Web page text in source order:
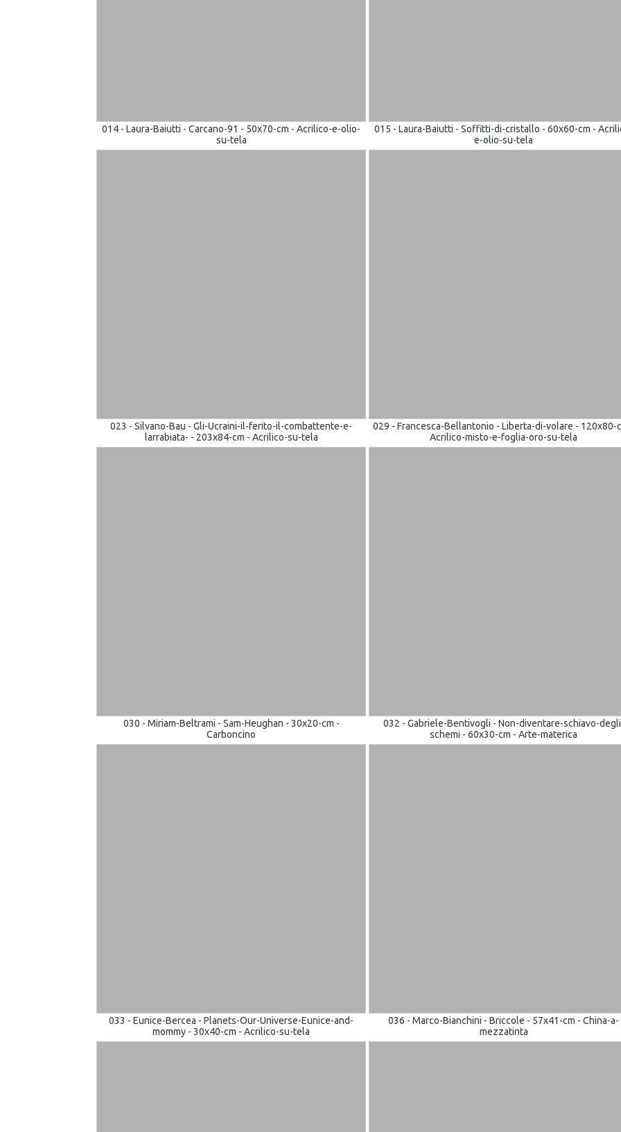
014 - Laura-Baiutti - Carcano-91 - 50x70-cm - Acrilico-e-olio-
su-tela
015 - Laura-Baiutti - Soffitti-di-cristallo - 60x60-cm -
e-olio-su-tela
023 - Silvano-Bau - Gli-Ucraini-il-ferito-il-combattente-e-
larrabiata- - 203x84-cm - Acrilico-su-tela
029 - Francesca-Bellantonio - Liberta-di-volare - 120x80-
Acrilico-misto-e-foglia-oro-su-tela
030 - Miriam-Beltrami - Sam-Heughan - 30x20-cm -
Carboncino
032 - Gabriele-Bentivogli - Non-diventare-schiavo-
schemi - 60x30-cm - Arte-materica
033 - Eunice-Bercea - Planets-Our-Universe-Eunice-and-
mommy - 30x40-cm - Acrilico-su-tela
036 - Marco-Bianchini - Briccole - 57x41-cm - China-a-
mezzatinta